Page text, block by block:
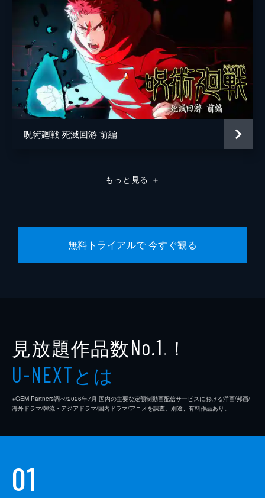
呪術廻戦 死滅回游 前編
もっと見る ＋
無料トライアルで 今すぐ観る
見放題作品数No.1 ※ ！
U-NEXTとは
※GEM Partners調べ/2026年7⽉ 国内の主要な定額制動画配信サービスにおける洋画/邦画/
海外ドラマ/韓流・アジアドラマ/国内ドラマ/アニメを調査。別途、有料作品あり。
01